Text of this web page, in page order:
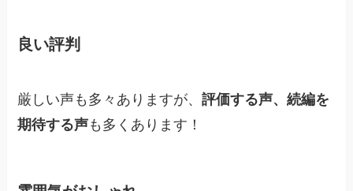
良い評判
厳しい声も多々ありますが、評価する声、続編を
期待する声も多くあります！